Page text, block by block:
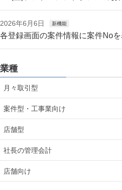
2026年6月6日 新機能
各登録画面の案件情報に案件No
業種
月々取引型
案件型・工事業向け
店舗型
社長の管理会計
店舗向け